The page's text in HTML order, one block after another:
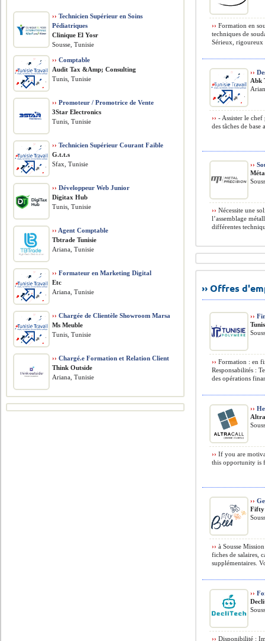
›› Formation en
techniques de
Sérieux, rigoureux
››
Abk
›› - Assister le
des tâches de base
››
›› Nécessite une
l’assemblage
différentes
›› Offres
››
›› Formation : en
Responsabilités :
des opérations
››
›› If you are
this opportunity is
››
Fifty
›› à Sousse
fiches de salaires,
supplémentaires.
››
›› Disponibilité :
›› Technicien Supérieur en Soins
Pédiatriques
Clinique El Yosr
Sousse, Tunisie
›› Comptable
Audit Tax &Amp; Consulting
Tunis, Tunisie
›› Promoteur / Promotrice de Vente
3Star Electronics
Tunis, Tunisie
›› Technicien Supérieur Courant Faible
G.t.t.s
Sfax, Tunisie
›› Développeur Web Junior
Digitax Hub
Tunis, Tunisie
›› Agent Comptable
Tbtrade Tunisie
Ariana, Tunisie
›› Formateur en Marketing Digital
Etc
Ariana, Tunisie
›› Chargée de Clientèle Showroom Marsa
Ms Meuble
Tunis, Tunisie
›› Chargé.e Formation et Relation Client
Think Outside
Ariana, Tunisie